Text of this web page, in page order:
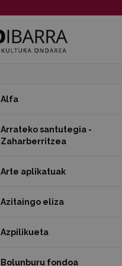
Alfa
Arrateko santutegia -
Zaharberritzea
Arte aplikatuak
Azitaingo eliza
Azpilikueta
Bolunburu fondoa